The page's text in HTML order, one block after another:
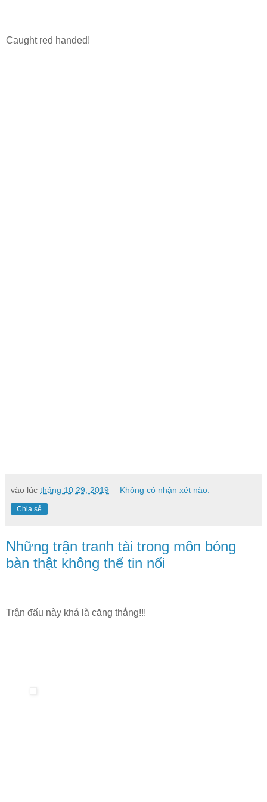
Caught red handed!
vào lúc tháng 10 29, 2019 Không có nhận xét nào:
Chia sẻ
Những trận tranh tài trong môn bóng
bàn thật không thể tin nổi
Trận đấu này khá là căng thẳng!!!